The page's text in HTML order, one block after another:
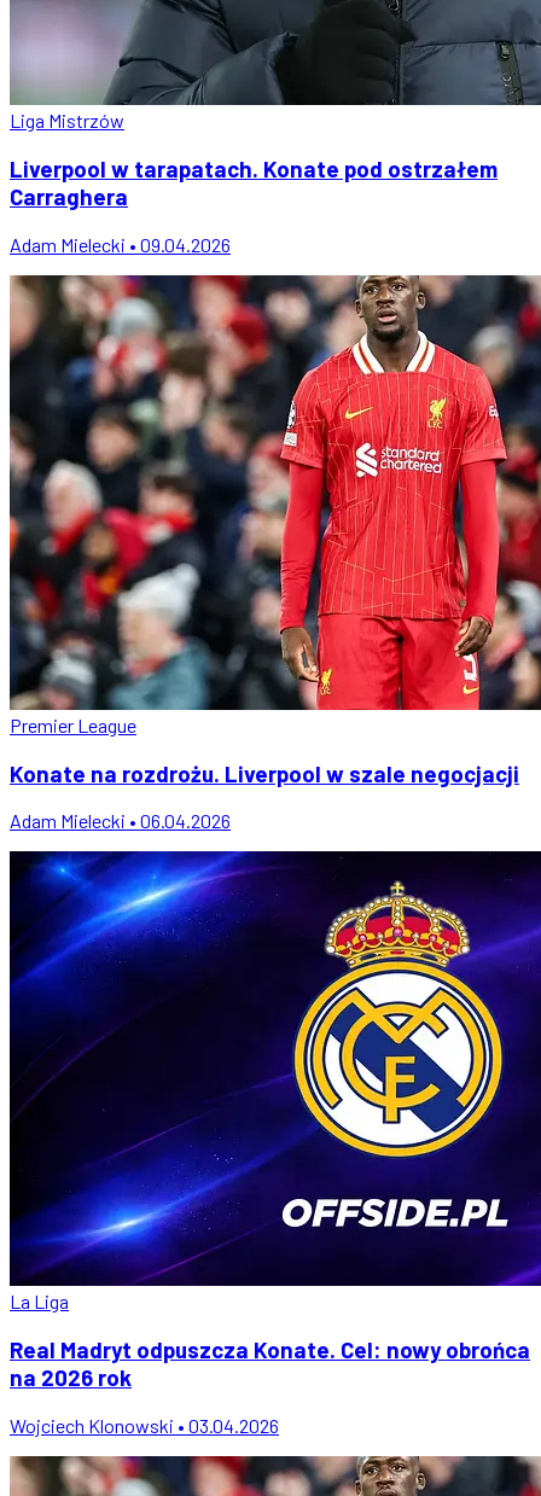
Liga Mistrzów
Liverpool w tarapatach. Konate pod ostrzałem
Carraghera
Adam Mielecki • 09.04.2026
Premier League
Konate na rozdrożu. Liverpool w szale negocjacji
Adam Mielecki • 06.04.2026
La Liga
Real Madryt odpuszcza Konate. Cel: nowy obrońca
na 2026 rok
Wojciech Klonowski • 03.04.2026